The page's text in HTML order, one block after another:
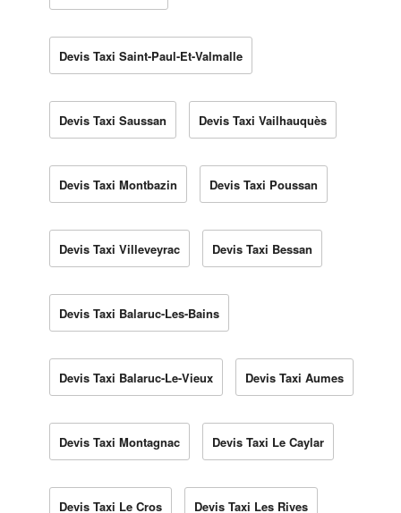
Devis Taxi Saint-Paul-Et-Valmalle
Devis Taxi Saussan Devis Taxi Vailhauquès
Devis Taxi Montbazin Devis Taxi Poussan
Devis Taxi Villeveyrac Devis Taxi Bessan
Devis Taxi Balaruc-Les-Bains
Devis Taxi Balaruc-Le-Vieux Devis Taxi Aumes
Devis Taxi Montagnac Devis Taxi Le Caylar
Devis Taxi Le Cros Devis Taxi Les Rives